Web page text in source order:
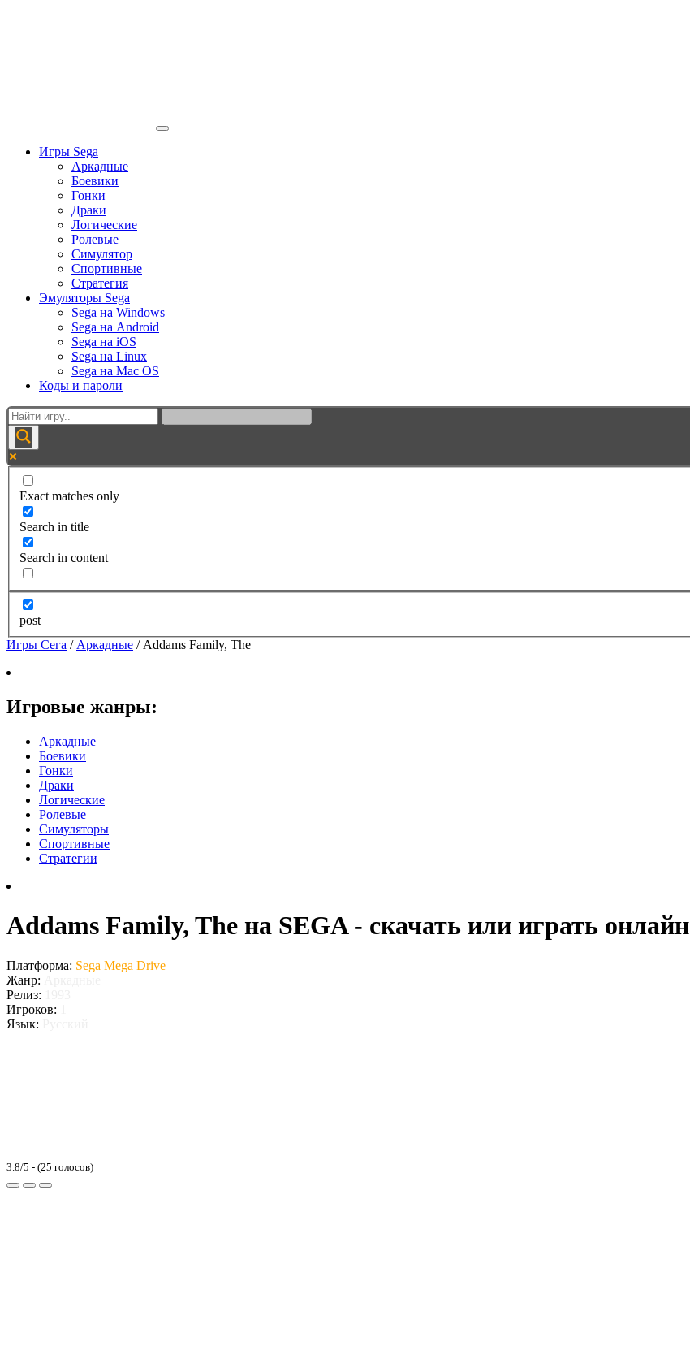
Игры Sega
Аркадные
Боевики
Гонки
Драки
Логические
Ролевые
Симулятор
Спортивные
Стратегия
Эмуляторы Sega
Sega на Windows
Sega на Android
Sega на iOS
Sega на Linux
Sega на Mac OS
Коды и пароли
Exact matches only
Search in title
Search in content
post
Игры Сега / Аркадные / Addams Family, The
Игровые жанры:
Аркадные
Боевики
Гонки
Драки
Логические
Ролевые
Симуляторы
Спортивные
Стратегии
Addams Family, The на SEGA - скачать или играть онлайн
Платформа: Sega Mega Drive
Жанр:
Релиз:
Игроков:
Язык:
3.8/5 - (25 голосов)